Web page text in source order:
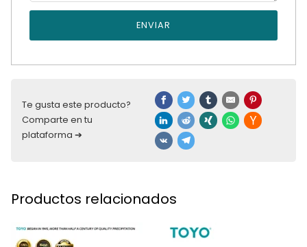
ENVIAR
Te gusta este producto?
Comparte en tu
plataforma ➔
Productos relacionados